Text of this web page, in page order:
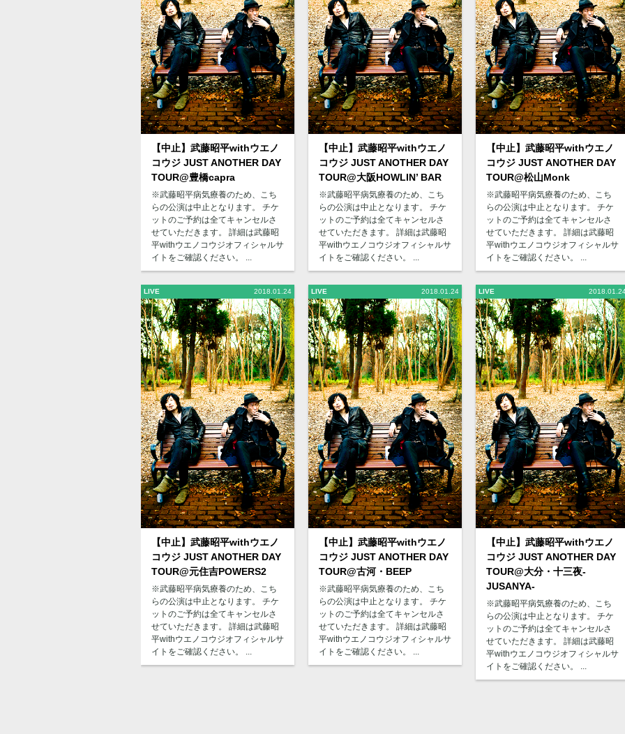
【中止】武藤昭平withウエノ
コウジ JUST ANOTHER DAY
TOUR@豊橋capra
※武藤昭平病気療養のため、こち
らの公演は中止となります。 チケ
ットのご予約は全てキャンセルさ
せていただきます。 詳細は武藤昭
平withウエノコウジオフィシャルサ
イトをご確認ください。 ...
LIVE 2018.01.24
【中止】武藤昭平withウエノ
コウジ JUST ANOTHER DAY
TOUR@元住吉POWERS2
※武藤昭平病気療養のため、こち
らの公演は中止となります。 チケ
ットのご予約は全てキャンセルさ
せていただきます。 詳細は武藤昭
平withウエノコウジオフィシャルサ
イトをご確認ください。 ...
【中止】武藤昭平withウエノ
コウジ JUST ANOTHER DAY
TOUR@大阪HOWLIN’ BAR
※武藤昭平病気療養のため、こち
らの公演は中止となります。 チケ
ットのご予約は全てキャンセルさ
せていただきます。 詳細は武藤昭
平withウエノコウジオフィシャルサ
イトをご確認ください。 ...
LIVE 2018.01.24
【中止】武藤昭平withウエノ
コウジ JUST ANOTHER DAY
TOUR@古河・BEEP
※武藤昭平病気療養のため、こち
らの公演は中止となります。 チケ
ットのご予約は全てキャンセルさ
せていただきます。 詳細は武藤昭
平withウエノコウジオフィシャルサ
イトをご確認ください。 ...
【中止】武藤昭平withウエノ
コウジ JUST ANOTHER DAY
TOUR@松山Monk
※武藤昭平病気療養のため、こち
らの公演は中止となります。 チケ
ットのご予約は全てキャンセルさ
せていただきます。 詳細は武藤昭
平withウエノコウジオフィシャルサ
イトをご確認ください。 ...
LIVE
【中止】武藤昭平withウエノ
コウジ JUST ANOTHER DAY
TOUR@大分・十三夜-
JUSANYA-
※武藤昭平病気療養のため、こち
らの公演は中止となります。 チケ
ットのご予約は全てキャンセルさ
せていただきます。 詳細は武藤昭
平withウエノコウジオフィシャルサ
イトをご確認ください。 ...